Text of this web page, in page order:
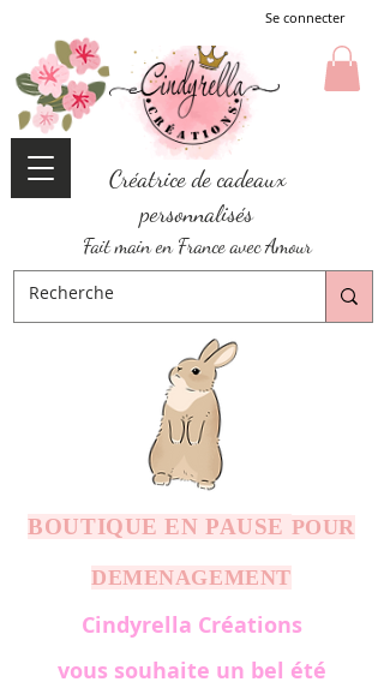
Se connecter
Créatrice de cadeaux
personnalisés
Fait main en France avec Amour
BOUTIQUE EN PAUSE POUR
DEMENAGEMENT
Cindyrella Créations
vous souhaite un bel été